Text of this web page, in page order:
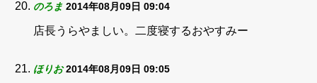
のろま 2014年08月09日 09:04
店長うらやましい。二度寝するおやすみー
ほりお 2014年08月09日 09:05